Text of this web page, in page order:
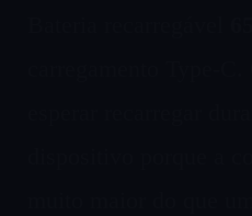
carregamento Type-
esperar recarregar
dispositivo porque a
muito maior do que